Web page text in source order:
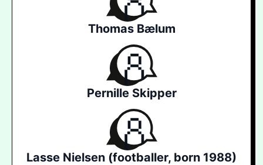
Thomas Bælum
Pernille Skipper
Lasse Nielsen (footballer, born 1988)